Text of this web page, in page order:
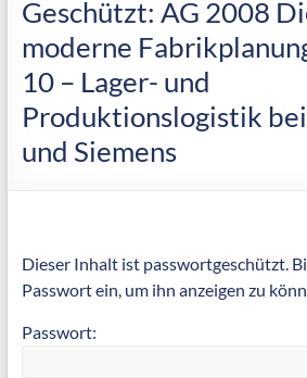
wirtschaftliche
Fertigung
Geschützt: AG 2008
moderne
10 – Lager- und
Produktionslogistik
und Siemens
Dieser Inhalt ist passwortgeschützt.
Passwort ein, um ihn anzeigen zu
Passwort: